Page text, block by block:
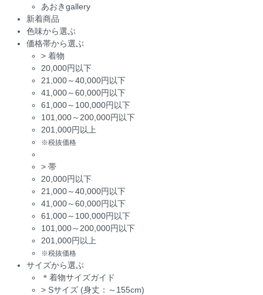
あおきgallery
新着商品
色味から選ぶ
価格帯から選ぶ
> 着物
20,000円以下
21,000～40,000円以下
41,000～60,000円以下
61,000～100,000円以下
101,000～200,000円以下
201,000円以上
※税抜価格
> 帯
20,000円以下
21,000～40,000円以下
41,000～60,000円以下
61,000～100,000円以下
101,000～200,000円以下
201,000円以上
※税抜価格
サイズから選ぶ
＊着物サイズガイド
> Sサイズ (身丈：～155cm)